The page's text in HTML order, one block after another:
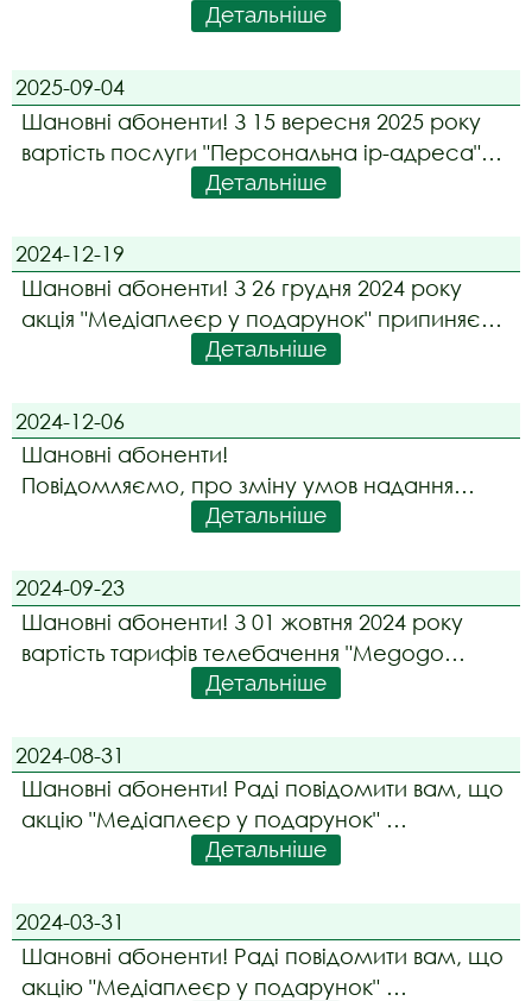
"Megogo Максимальна", "Megogo
15 грн і 40 грн відповідно. Абонентів, які
користуються даними тарифами, буде
автоматично переведено на но
Детальніше
2025-09-04
Шановні абоненти! З 15 вересня 2025 року
вартість послуги "Персональна ip-адреса"
становитиме 300 грн/рік.
Детальніше
2024-12-19
Шановні абоненти! З 26 грудня 2024 року
акція "Медіаплеєр у подарунок" припиняє
Детальніше
2024-12-06
Шановні абоненти!
Повідомляємо, про зміну умов надання
Послуг. З 13 грудня 2024 року набирають
редакції:
- Договір про надання електронних
комунікаційних Послуг на умовах публічної
оферти для фізичних осіб;
Детальніше
2024-09-23
Шановні абоненти! З 01 жовтня 2024 року
вартість тарифів телебачення "Megogo
Максимальна" та "Megogo Спорт" зросте на
тарифами буде автоматично переведено
на нові тарифи починаючи з дати їх
розрахункового періо
Детальніше
2024-08-31
Шановні абоненти! Раді повідомити вам, що
акцію "Медіаплеєр у подарунок"
продовжено до 31 грудня 2024 року.
Детальніше
2024-03-31
Шановні абоненти! Раді повідомити вам, що
акцію "Медіаплеєр у подарунок"